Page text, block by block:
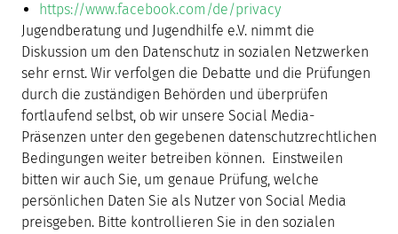
https://www.facebook.com/de/privacy
Jugendberatung und Jugendhilfe e.V. nimmt die
Diskussion um den Datenschutz in sozialen Netzwerken
sehr ernst. Wir verfolgen die Debatte und die Prüfungen
durch die zuständigen Behörden und überprüfen
fortlaufend selbst, ob wir unsere Social Media-
Präsenzen unter den gegebenen datenschutzrechtlichen
Bedingungen weiter betreiben können. Einstweilen
bitten wir auch Sie, um genaue Prüfung, welche
persönlichen Daten Sie als Nutzer von Social Media
preisgeben. Bitte kontrollieren Sie in den sozialen